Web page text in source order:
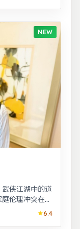
NEW
侠江湖中的道
伦理冲突在一
6.4